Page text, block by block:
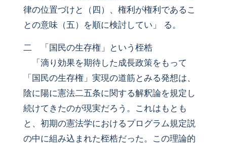
律の位置づけと（四）、権利が権利であるこ
との意味（五）を順に検討してい」 る。
二 「国民の生存権」という桎梏
「滴り効果を期待した成長政策をもって
「国民の生存権」実現の道筋とみる発想は、
陰に陽に憲法二五条に関する解釈論を規定し
続けてきたのが現実だろう。これはもとも
と、初期の憲法学におけるプログラム規定説
の中に組み込まれた桎梏だった。この理論的